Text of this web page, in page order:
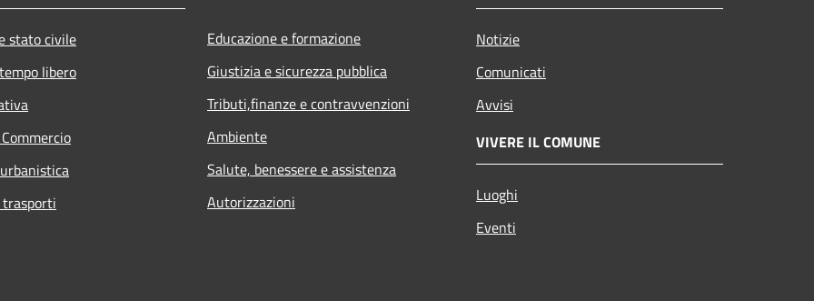
stato civile
libero
Educazione e formazione
Giustizia e sicurezza pubblica
Tributi,finanze e contravvenzioni
Ambiente
Salute, benessere e assistenza
Autorizzazioni
Notizie
Comunicati
Avvisi
VIVERE IL COMUNE
Luoghi
Eventi